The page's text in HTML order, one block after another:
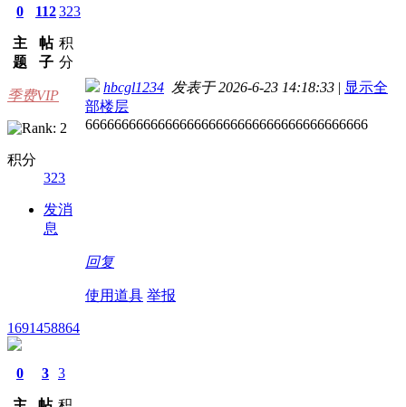
0
主
题
112
帖
子
323
积
分
季费VIP
积分
323
发消
息
hbcgl1234 发表于 2026-6-23 14:18:33 | 显示全
部楼层
666666666666666666666666666666666666666
回复
使用道具 举报
1691458864
0 3 3